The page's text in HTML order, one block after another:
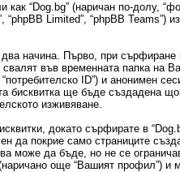
как “Dog.bg” (наричан по-долу,
“phpBB Limited”, “phpBB
начина. Първо, при сърфиране
във временната папка на
ID”) и анонимен
бисквитка ще бъде създадена
изживяване.
докато сърфирате в
да покрие само страниците
може да бъде, но не се
(наричано още “Вашият профил”)